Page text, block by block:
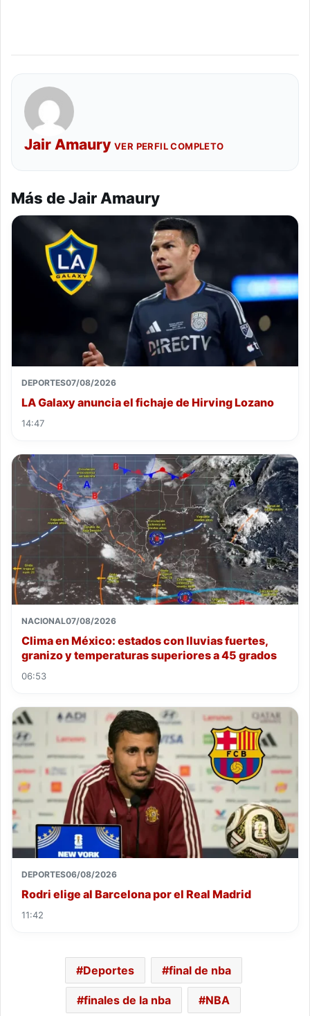
Jair Amaury VER PERFIL COMPLETO
Más de Jair Amaury
DEPORTES07/08/2026
LA Galaxy anuncia el fichaje de Hirving Lozano
14:47
NACIONAL07/08/2026
Clima en México: estados con lluvias fuertes,
granizo y temperaturas superiores a 45 grados
06:53
DEPORTES06/08/2026
Rodri elige al Barcelona por el Real Madrid
11:42
Deportes final de nba
finales de la nba NBA